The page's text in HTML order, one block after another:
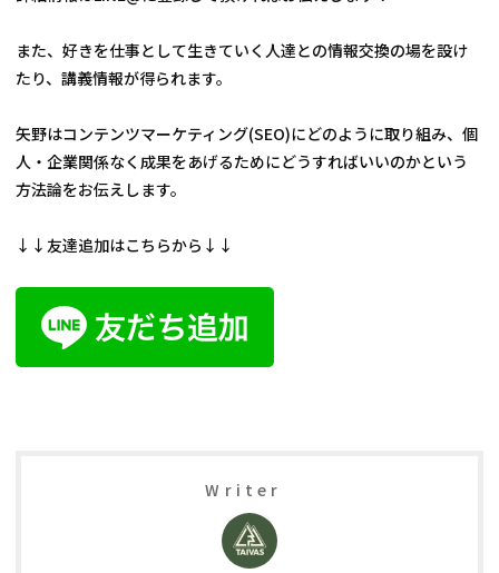
また、好きを仕事として生きていく人達との情報交換の場を設け
たり、講義情報が得られます。
矢野はコンテンツマーケティング(SEO)にどのように取り組み、個
人・企業関係なく成果をあげるためにどうすればいいのかという
方法論をお伝えします。
↓↓友達追加はこちらから↓↓
Writer